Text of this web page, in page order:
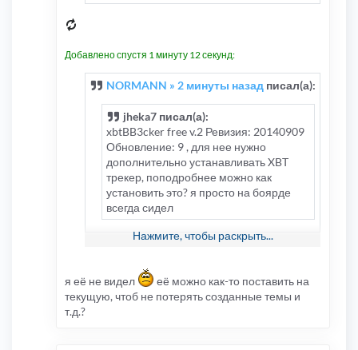
Добавлено спустя 1 минуту 12 секунд:
NORMANN » 2 минуты назадписал(а):
jheka7 писал(а):
xbtBB3cker free v.2 Ревизия: 20140909
Обновление: 9 , для нее нужно
дополнительно устанавливать XBT
трекер, поподробнее можно как
установить это? я просто на боярде
всегда сидел
По этой ссылке
перейти, там есть описание как ставить на
ту или иную ОС
Нажмите, чтобы раскрыть...
я её не видел
её можно как-то поставить на
текущую, чтоб не потерять созданные темы и
т.д.?